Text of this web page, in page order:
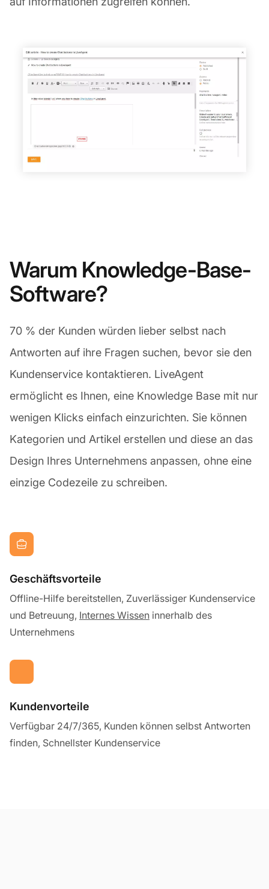
Warum Knowledge-Base-
Software?
70 % der Kunden würden lieber selbst nach
Antworten auf ihre Fragen suchen, bevor sie den
Kundenservice kontaktieren. LiveAgent
ermöglicht es Ihnen, eine Knowledge Base mit nur
wenigen Klicks einfach einzurichten. Sie können
Kategorien und Artikel erstellen und diese an das
Design Ihres Unternehmens anpassen, ohne eine
einzige Codezeile zu schreiben.
Geschäftsvorteile
Offline-Hilfe bereitstellen, Zuverlässiger Kundenservice
und Betreuung, Internes Wissen innerhalb des
Unternehmens
Kundenvorteile
Verfügbar 24/7/365, Kunden können selbst Antworten
finden, Schnellster Kundenservice